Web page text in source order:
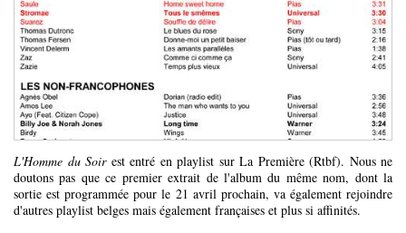
L'Homme du Soirest entré en playlist sur La Première (Rtbf). Nous ne
doutons pas que ce premier extrait de l'album du même nom, dont la
sortie est programmée pour le 21 avril prochain, va également rejoindre
d'autres playlist belges mais également françaises et plus si affinités.